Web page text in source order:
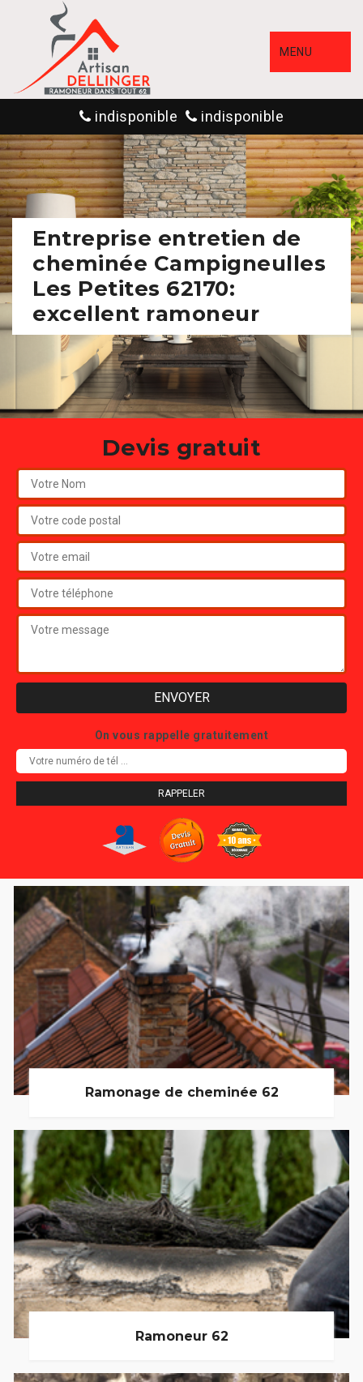
MENU
indisponible indisponible
Entreprise entretien de
cheminée Campigneulles
Les Petites 62170:
excellent ramoneur
Devis gratuit
On vous rappelle gratuitement
Ramonage de cheminée 62
Ramoneur 62